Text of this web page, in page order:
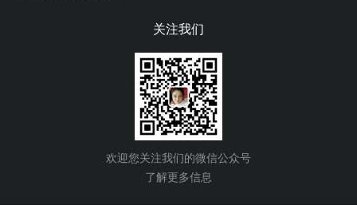
关注我们
欢迎您关注我们的微信公众号
了解更多信息